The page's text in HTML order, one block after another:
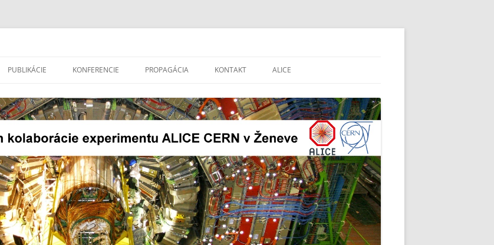
na
PUBLIKÁCIE KONFERENCIE PROPAGÁCIA KONTAKT ALICE